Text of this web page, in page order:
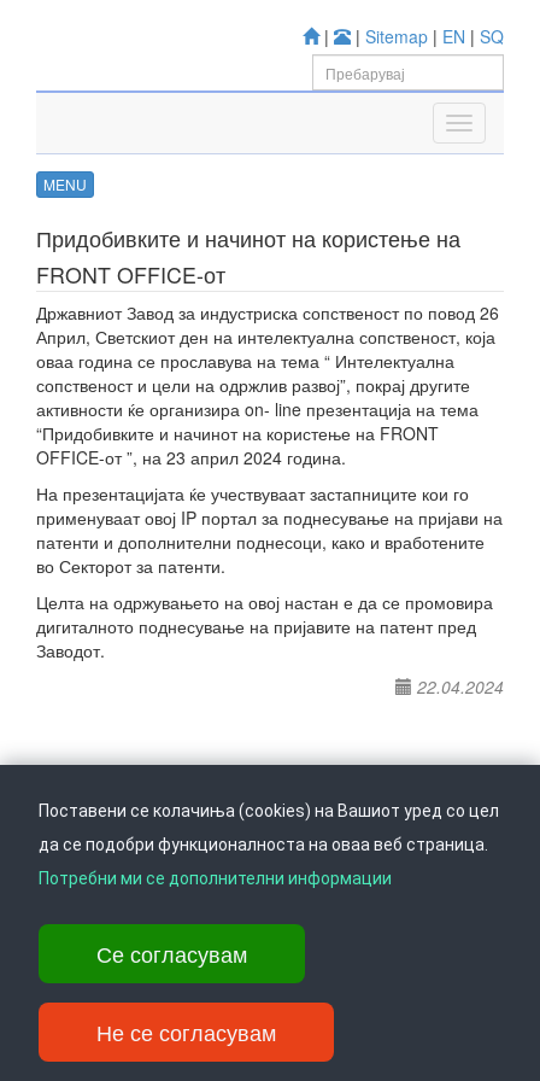
| | Sitemap | EN | SQ
MENU
Придобивките и начинот на користење на
FRONT OFFICE-от
Државниот Завод за индустриска сопственост по повод 26
Април, Светскиот ден на интелектуална сопственост, која
оваа година се прославува на тема “ Интелектуална
сопственост и цели на одржлив развој”, покрај другите
активности ќе организира on- line презентација на тема
“Придобивките и начинот на користење на FRONT
OFFICE-от ”, на 23 април 2024 година.
На презентацијата ќе учествуваат застапниците кои го
применуваат овој IP портал за поднесување на пријави на
патенти и дополнителни поднесоци, како и вработените
во Секторот за патенти.
Целта на одржувањето на овој настан е да се промовира
дигиталното поднесување на пријавите на патент пред
Заводот.
22.04.2024
Врати се горе Следете не на
Ул. Даме Груев 14, Катна гаража Беко на 1-виот кат, 1000 Скопје,
Тел: +389 2 3103 601 (641), Факс: +389 2 3137 149 |
info@ippo.gov.mk
Поставени се колачиња (cookies) на Вашиот уред со цел
да се подобри функционалноста на оваа веб страница.
Потребни ми се дополнителни информации
Се согласувам
Не се согласувам